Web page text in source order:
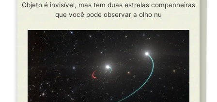
Objeto é invisível, mas tem duas estrelas companheiras
que você pode observar a olho nu